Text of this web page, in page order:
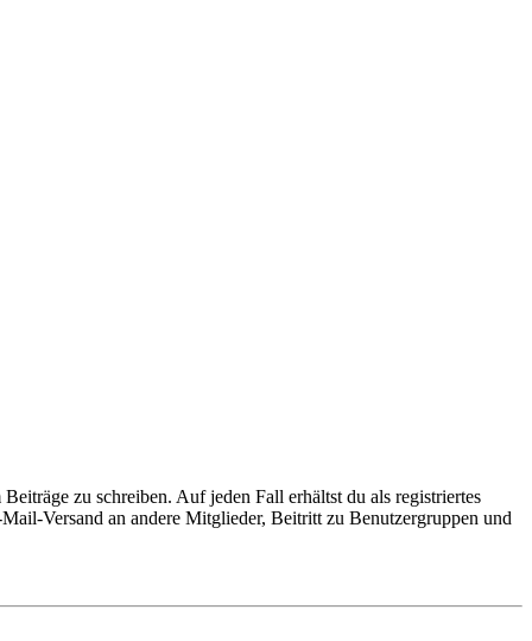
zu schreiben. Auf jeden Fall erhältst du als registriertes
Versand an andere Mitglieder, Beitritt zu Benutzergruppen und